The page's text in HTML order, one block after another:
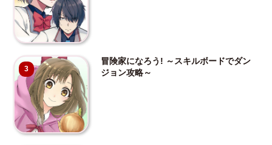
3
冒険家になろう! ～スキルボードでダン
ジョン攻略～